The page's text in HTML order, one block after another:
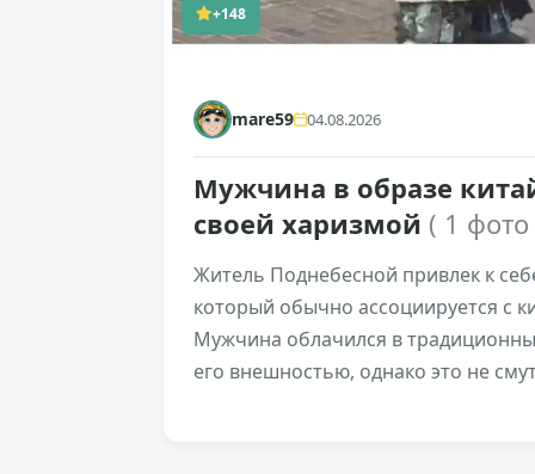
+148
mare59 04.08.2026
Мужчина в образе
своей харизмой ( 1
Житель Поднебесной привлек к
который обычно ассоциируется с
Мужчина облачился в
его внешностью, однако это не